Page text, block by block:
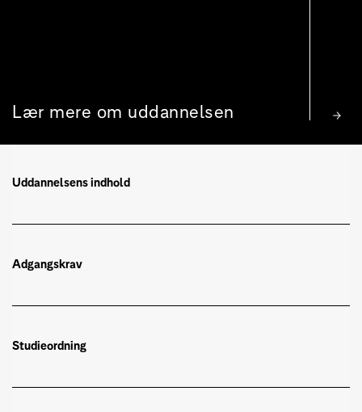
Lær mere om uddannelsen
Uddannelsens indhold
Adgangskrav
Studieordning